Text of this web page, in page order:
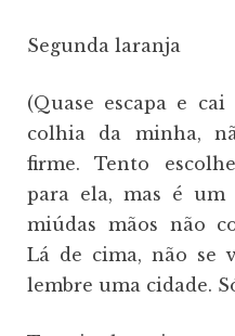
Segunda laranja
(Quase escapa e
colhia da minha,
firme. Tento
para ela, mas é um
miúdas mãos não
Lá de cima, não se
lembre uma cidade.